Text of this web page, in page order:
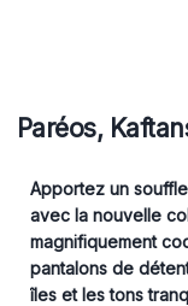
Paréos,
Apportez un
avec la nouvelle
magnifiquement
pantalons de
îles et les tons